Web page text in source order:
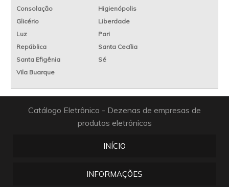
Consolação
Higienópolis
Glicério
Liberdade
Luz
Pari
República
Santa Cecília
Santa Efigênia
Sé
Vila Buarque
Catálogo Eletrônico - Dezenas de empresas de
produtos eletrônicos
INÍCIO
INFORMAÇÕES